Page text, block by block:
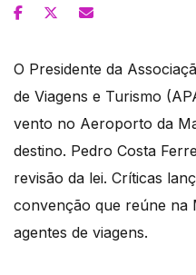
O Presidente da
de Viagens e Turismo
vento no Aeroporto da
destino. Pedro Costa
revisão da lei. Críticas
convenção que reúne na
agentes de viagens.